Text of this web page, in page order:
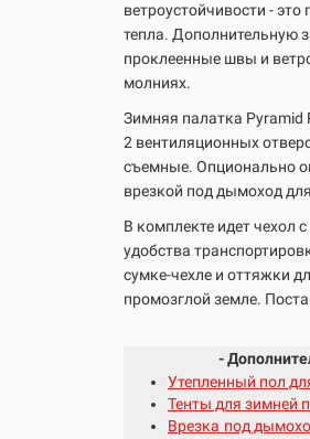
ветроустойчивости -
тепла. Дополнительную
проклеенные швы и
молниях.
Зимняя палатка Pyramid
2 вентиляционных
съемные. Опционально
врезкой под дымоход
В комплекте идет чехол
удобства
сумке-чехле и оттяжки
промозглой земле.
-
Утепленный пол
Тенты для зимней
Врезка под